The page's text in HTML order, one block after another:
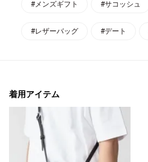
#メンズギフト #サコッシュ
#レザーバッグ #デート
着用アイテム